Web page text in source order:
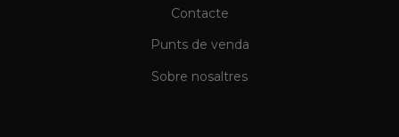
Contacte
Punts de venda
Sobre nosaltres